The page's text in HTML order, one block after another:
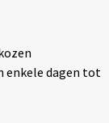
enkele dagen tot